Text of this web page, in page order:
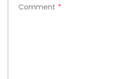
Comment *